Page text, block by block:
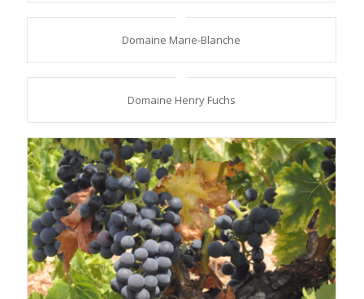
Domaine Marie-Blanche
Domaine Henry Fuchs